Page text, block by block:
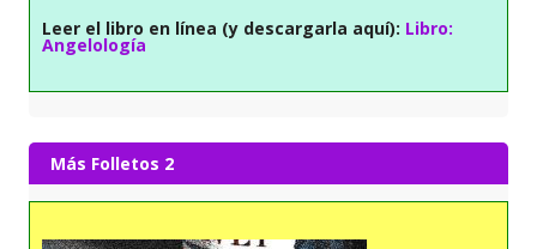
Leer el libro en línea (y descargarla aquí): Libro:
Angelología
Más Folletos 2